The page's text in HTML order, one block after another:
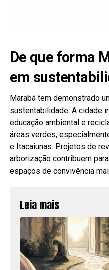
De que forma
em
Marabá tem demonstrado
sustentabilidade. A cidade
educação ambiental e
áreas verdes,
e Itacaiunas. Projetos de
arborização contribuem
espaços de convivência
Leia mais